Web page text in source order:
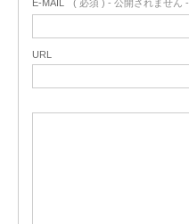
E-MAIL ( 必須 ) - 公開されません -
URL